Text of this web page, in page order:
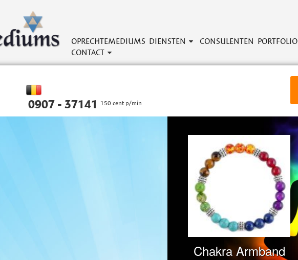
OPRECHTEMEDIUMS DIENSTEN CONSULENTEN PORTFOLIO
CONTACT
0907 - 37141 150 cent p/min
Chakra Armband